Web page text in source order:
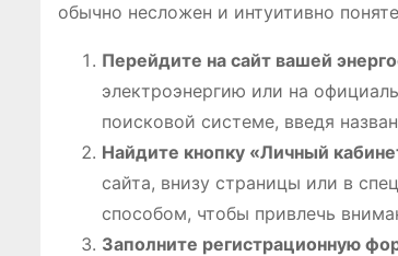
обычно несложен и интуитивно
Перейдите на сайт вашей
электроэнергию или на
поисковой системе, введя
Найдите кнопку «Личный
сайта, внизу страницы или в
способом, чтобы привлечь
Заполните регистрационную